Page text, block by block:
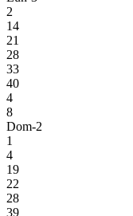
2
14
21
28
33
40
4
8
Dom-2
1
4
19
22
28
39